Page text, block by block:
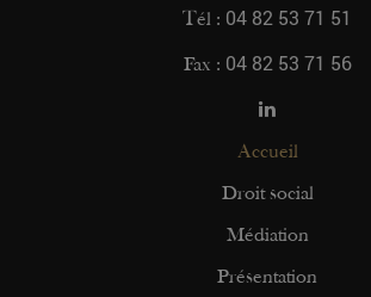
Tél : 04 82 53 71 51
Fax : 04 82 53 71 56
Accueil
Droit social
Médiation
Présentation